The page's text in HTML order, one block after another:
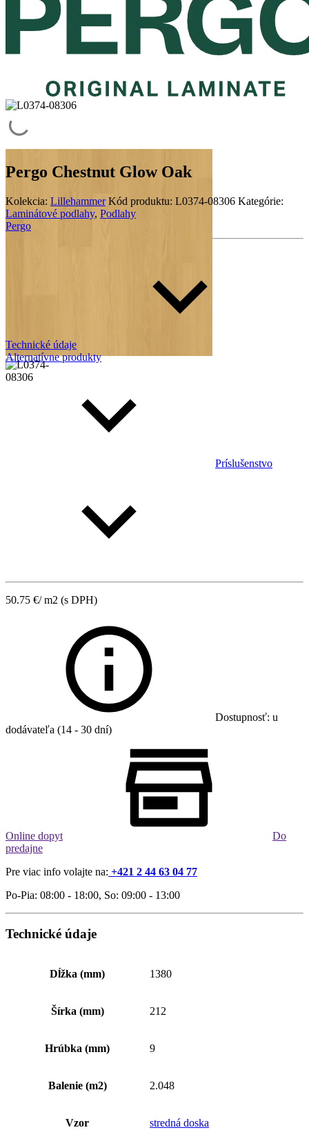
Pergo Chestnut Glow Oak
Kolekcia: Lillehammer Kód produktu: L0374-08306 Kategórie:
Laminátové podlahy, Podlahy
Pergo
Technické údaje
Alternatívne produkty
Príslušenstvo
50.75 €/ m2 (s DPH)
Dostupnosť: u
dodávateľa (14 - 30 dní)
Online dopyt
Do
predajne
Pre viac info volajte na: +421 2 44 63 04 77
Po-Pia: 08:00 - 18:00, So: 09:00 - 13:00
Technické údaje
Dĺžka (mm) 1380
Šírka (mm) 212
Hrúbka (mm) 9
Balenie (m2) 2.048
Vzor stredná doska